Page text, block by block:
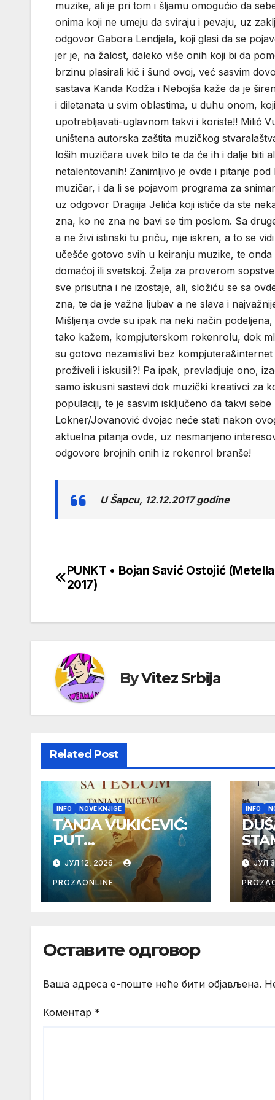
muzike, ali je pri tom i šljamu omogućio da
onima koji ne umeju da sviraju i pevaju, uz
odgovor Gabora Lendjela, koji glasi da se
jer je, na žalost, daleko više onih koji bi da
brzinu plasirali kič i šund ovoj, već sasvim
sastava Kanda Kodža i Nebojša kaže da je
i diletanata u svim oblastima, u duhu onom,
upotrebljavati-uglavnom takvi i koriste!! Milić
uništena autorska zaštita muzičkog
loših muzičara uvek bilo te da će ih i dalje biti
netalentovanih! Zanimljivo je ovde i pitanje
muzičar, i da li se pojavom programa za
uz odgovor Dragiija Jelića koji ističe da ste
zna, ko ne zna ne bavi se tim poslom. Sa
a ne živi istinski tu priču, nije iskren, a to se
učešće gotovo svih u keiranju muzike, te
domaćoj ili svetskoj. Želja za proverom
sve prisutna i ne izostaje, ali, složiću se sa
zna, te da je važna ljubav a ne slava i
Mišljenja ovde su ipak na neki način
tako kažem, kompjuterskom rokenrolu, dok
su gotovo nezamislivi bez
proživeli i iskusili?! Pa ipak, prevladjuje ono,
samo iskusni sastavi dok muzički kreativci za
populaciji, te je sasvim isključeno da takvi
Lokner/Jovanović dvojac neće stati nakon
aktuelna pitanja ovde, uz nesmanjeno
odgovore brojnih onih iz rokenrol branše!
U Šapcu, 12.12.2017 godine
Кретање
PUNKT • Bojan Savić Ostojić
2017)
ByVitez Srbija
Related Post
INFO NOVE KNJIGE
TANJA VUKIĆEVIĆ:
PUT
PODMLADJIVANJA
DUHA I TELA SA
TESLOM
ЈУЛ 12, 2026
PROZAONLINE
INFO
ЈУЛ
Оставите одговор
Ваша адреса е-поште неће бити објављена.
Коментар *